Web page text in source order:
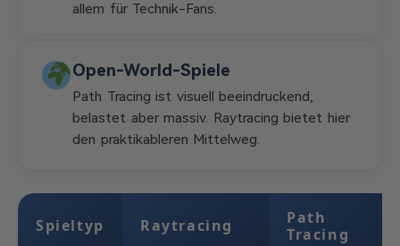
allem für Technik-Fans.
Open-World-Spiele
Path Tracing ist visuell beeindruckend,
belastet aber massiv. Raytracing bietet hier
den praktikableren Mittelweg.
Spieltyp Raytracing
Path
Tracing